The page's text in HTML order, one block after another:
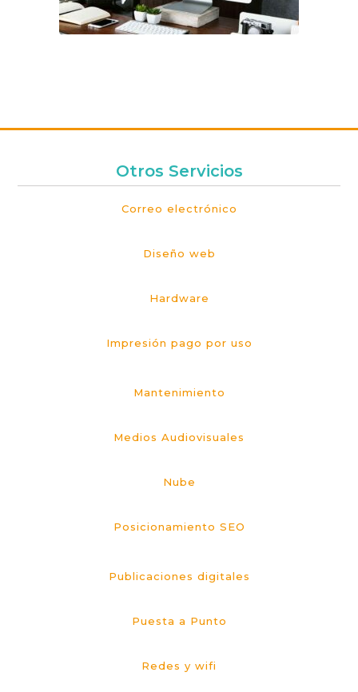
Otros Servicios
Correo electrónico
Diseño web
Hardware
Impresión pago por uso
Mantenimiento
Medios Audiovisuales
Nube
Posicionamiento SEO
Publicaciones digitales
Puesta a Punto
Redes y wifi